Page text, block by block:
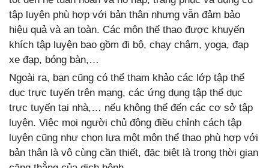
tập luyện phù hợp với bản thân nhưng vẫn đảm bảo
hiệu quả và an toàn. Các môn thể thao được khuyến
khích tập luyện bao gồm đi bộ, chạy chậm, yoga, đạp
xe đạp, bóng bàn,…
Ngoài ra, bạn cũng có thể tham khảo các lớp tập thể
dục trực tuyến trên mạng, các ứng dụng tập thể dục
trực tuyến tại nhà,… nếu không thể đến các cơ sở tập
luyện. Việc mọi người chủ động điều chỉnh cách tập
luyện cũng như chọn lựa một môn thể thao phù hợp với
bản thân là vô cùng cần thiết, đặc biệt là trong thời gian